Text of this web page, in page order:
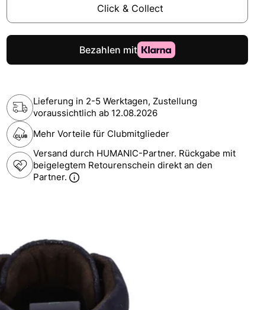
Click & Collect
Lieferung in 2-5 Werktagen, Zustellung
voraussichtlich ab 12.08.2026
Mehr Vorteile für Clubmitglieder
Versand durch HUMANIC-Partner. Rückgabe mit
beigelegtem Retourenschein direkt an den
Partner.